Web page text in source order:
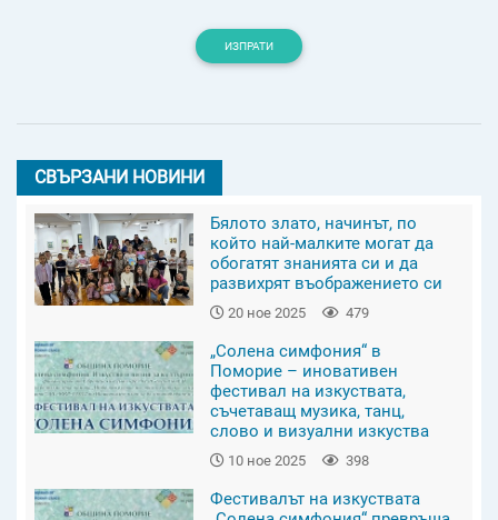
ИЗПРАТИ
СВЪРЗАНИ НОВИНИ
Бялото злато, начинът, по
който най-малките могат да
обогатят знанията си и да
развихрят въображението си
20 ное 2025 479
„Солена симфония“ в
Поморие – иновативен
фестивал на изкуствата,
съчетаващ музика, танц,
слово и визуални изкуства
10 ное 2025 398
Фестивалът на изкуствата